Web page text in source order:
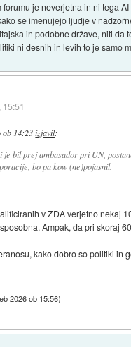
je neverjetna in ni tega
se imenujejo ljudje v
in podobne države, niti
ni desnih in levih to je samo
ob 14:23 izjavil:
je bil prej ambasador pri UN,
bo pa kow (ne)pojasnil.
v ZDA verjetno nekaj
Ampak, da pri skoraj
kako dobro so politiki in
2026 ob 15:56)